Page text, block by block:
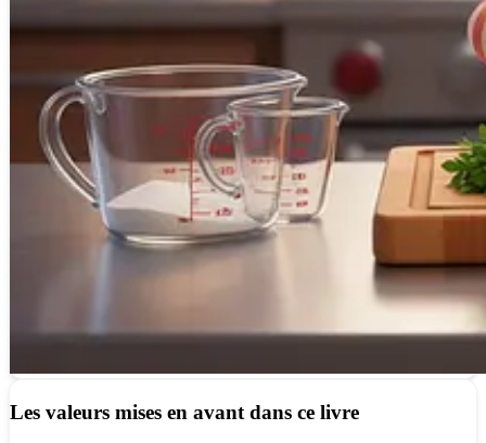
Les valeurs mises en avant dans ce livre